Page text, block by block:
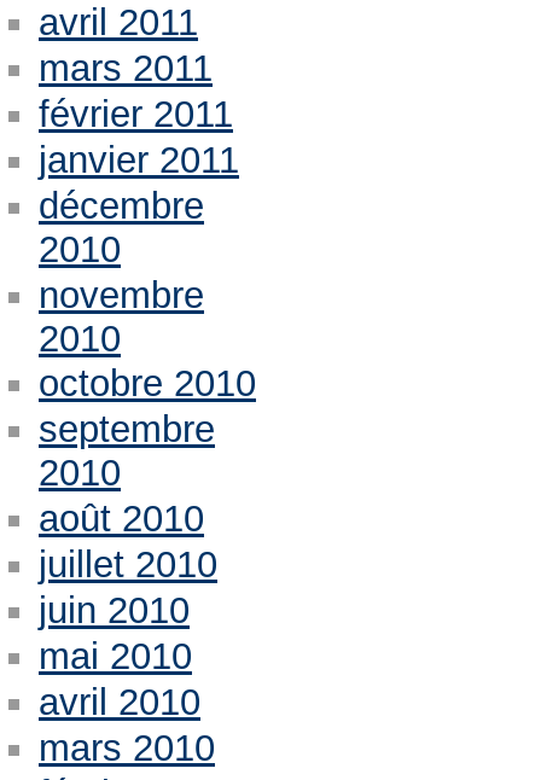
avril 2011
mars 2011
février 2011
janvier 2011
décembre
2010
novembre
2010
octobre 2010
septembre
2010
août 2010
juillet 2010
juin 2010
mai 2010
avril 2010
mars 2010